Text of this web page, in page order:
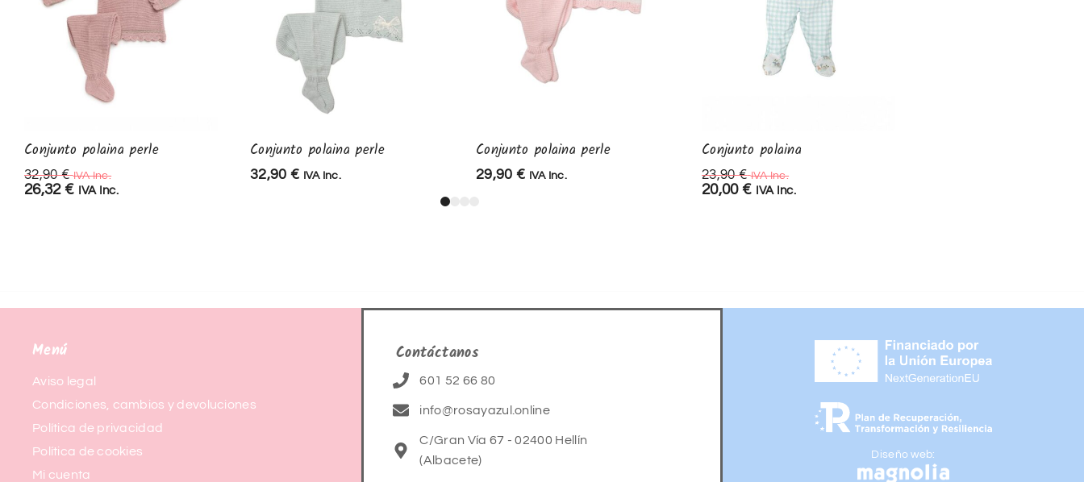
Conjunto polaina perle
32,90€ IVA Inc.
26,32 € IVA Inc.
Conjunto polaina perle
32,90 € IVA Inc.
Conjunto polaina perle
29,90 € IVA Inc.
Conjunto polaina
23,90€ IVA Inc.
20,00 € IVA Inc.
Menú
Aviso legal
Condiciones, cambios y devoluciones
Política de privacidad
Política de cookies
Mi cuenta
Contáctanos
601 52 66 80
info@rosayazul.online
C/Gran Vía 67 - 02400 Hellín
(Albacete)
Diseño web: